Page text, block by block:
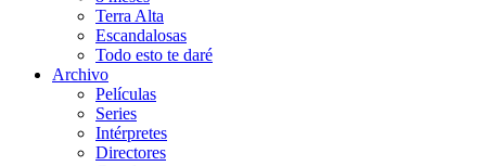
Terra Alta
Escandalosas
Todo esto te daré
Archivo
Películas
Series
Intérpretes
Directores